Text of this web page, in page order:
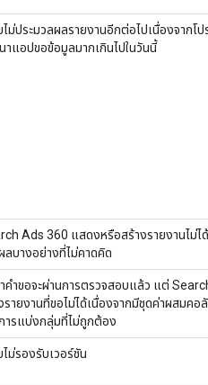
ไม่ประมวลผลรายงานอีกต่อไปเนื่องจากโ
แอปขอข้อมูลมากเกินไปในวันนี้
Ads 360 แสดงหรือสร้างรายงานไม่ไ
ลบางอย่างที่ไม่คาดคิด
คําขอจะผ่านการตรวจสอบแล้ว แต่
รายงานที่ขอไม่ได้เนื่องจากมีชุดค่าผสมคอ
ารแบ่งกลุ่มที่ไม่ถูกต้อง
ไม่รองรับเวอร์ชัน